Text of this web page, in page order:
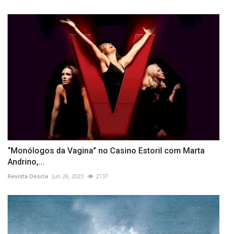
“Monólogos da Vagina” no Casino Estoril com Marta
Andrino,...
Revista Descla Jun 26, 2023 2137